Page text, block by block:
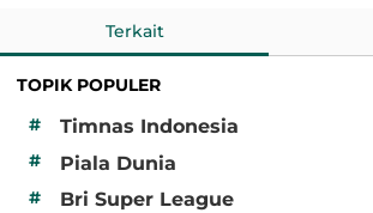
Terkait
TOPIK POPULER
#
Timnas Indonesia
# Piala Dunia
# Bri Super League